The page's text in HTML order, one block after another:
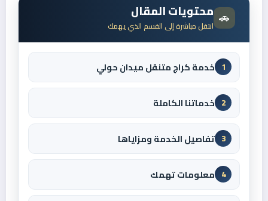
🚗 محتويات المقال
انتقل مباشرة إلى القسم الذي يهمك
1 خدمة كراج متنقل ميدان حولي
2 خدماتنا الكاملة
3 تفاصيل الخدمة ومزاياها
4 معلومات تهمك